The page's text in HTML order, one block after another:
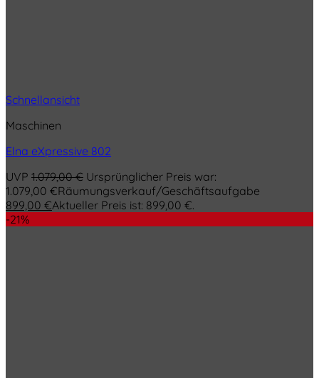
Schnellansicht
Maschinen
Elna eXpressive 802
UVP 1.079,00€ Ursprünglicher Preis war:
1.079,00 €Räumungsverkauf/Geschäftsaufgabe
899,00 €Aktueller Preis ist: 899,00 €.
-21%